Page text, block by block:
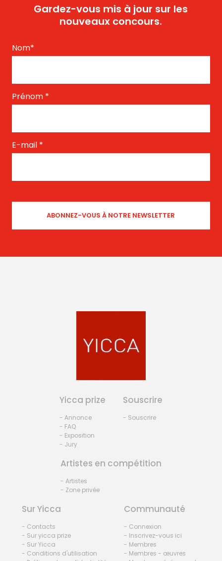
Gardez-vous mis à jour sur les
nouveaux concours.
Nom*
Prénom *
E-mail *
Yicca prize
- Annonce
- FAQ
- Exposition
- Jury
Souscrire
- Souscrire
Artistes en compétition
- Artistes
- Zone privée
Sur Yicca
- Contacts
- Sur yicca prize
- Sur Yicca
- Conditions d'utilisation
Communauté
- Connexion
- Inscrivez-vous ici
- Membres
- Membres - œuvres